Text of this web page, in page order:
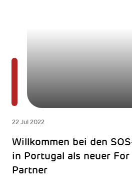
22 Jul 2022
Willkommen bei den
in Portugal als neuer For
Partner